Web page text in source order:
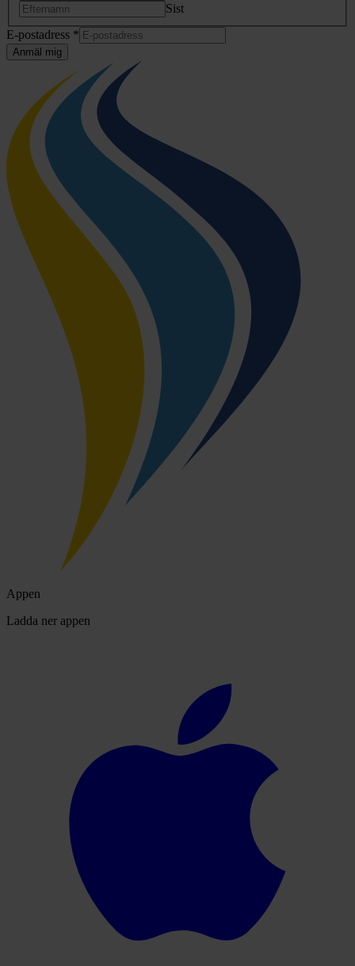
Sist
*
*
Namn
E-postadress *
Anmäl mig
Appen
Ladda ner appen